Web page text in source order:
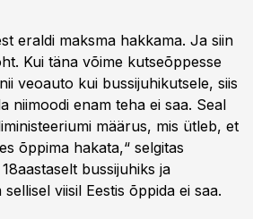
eraldi maksma hakkama. Ja siin
Kui täna võime kutseõppesse
veoauto kui bussijuhikutsele, siis
niimoodi enam teha ei saa. Seal
määrus, mis ütleb, et
õppima hakata,“ selgitas
bussijuhiks ja
viisil Eestis õppida ei saa.